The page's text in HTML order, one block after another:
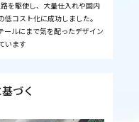
を駆使し、大量仕入れや国内
コスト化に成功しました。
ールにまで気を配ったデザイン
います
づく